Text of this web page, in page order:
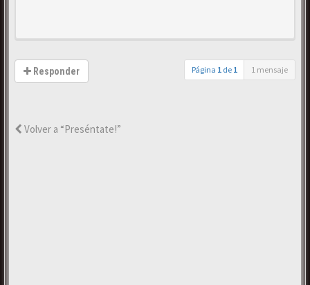
Responder Página 1 de 1 1 mensaje
Volver a “Preséntate!”